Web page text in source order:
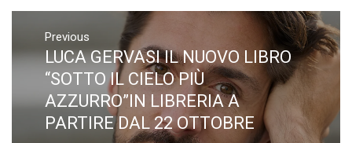
Navigazione
articoli
Previous
Previous
post:
LUCA GERVASI IL NUOVO LIBRO
“SOTTO IL CIELO PIÙ
AZZURRO”IN LIBRERIA A
PARTIRE DAL 22 OTTOBRE